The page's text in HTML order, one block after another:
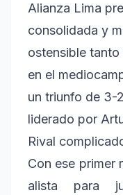
Alianza Lima
consolidada y
ostensible
en el
un triunfo de 3-
liderado por
Rival
Con ese primer
alista para